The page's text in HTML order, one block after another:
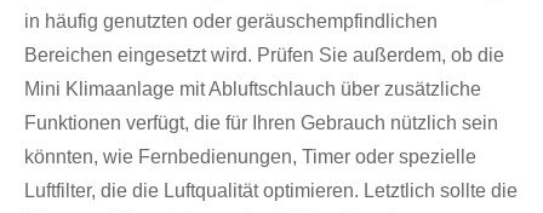
in häufig genutzten oder geräuschempfindlichen
Bereichen eingesetzt wird. Prüfen Sie außerdem, ob die
Mini Klimaanlage mit Abluftschlauch über zusätzliche
Funktionen verfügt, die für Ihren Gebrauch nützlich sein
könnten, wie Fernbedienungen, Timer oder spezielle
Luftfilter, die die Luftqualität optimieren. Letztlich sollte die